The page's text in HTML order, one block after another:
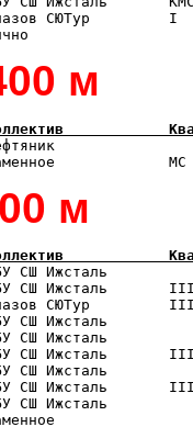
СЮТур
м
Квал
м
Квал
СШ Ижсталь
СШ Ижсталь
СЮТур
СШ Ижсталь
СШ Ижсталь
СШ Ижсталь
СШ Ижсталь
СШ Ижсталь
СШ Ижсталь